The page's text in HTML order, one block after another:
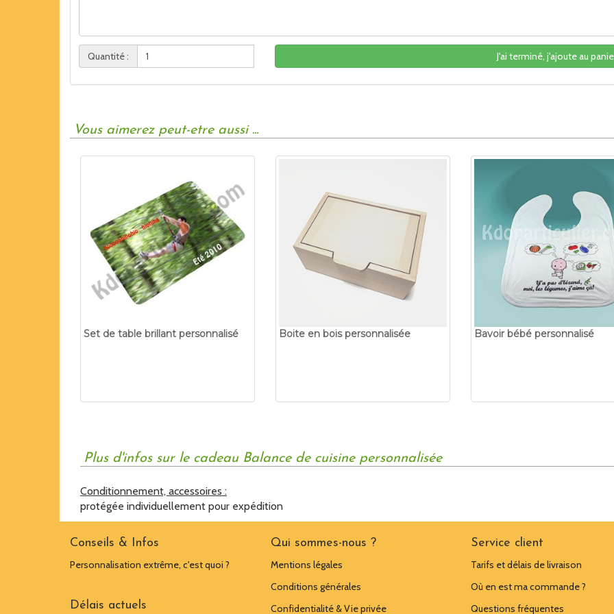
Quantité : J'ai terminé, j'ajoute au
Vous aimerez peut-etre aussi ...
Set de table brillant personnalisé Boite en bois personnalisée Bavoir bébé personnalisé
Plus d'infos sur le cadeau Balance de cuisine personnalisée
Conditionnement, accessoires :
protégée individuellement pour expédition
Conseils & Infos
Personnalisation extrême, c'est quoi ?
Délais actuels
Qui sommes-nous ?
Mentions légales
Conditions générales
Confidentialité & Vie privée
Service client
Tarifs et délais de livraison
Où en est ma commande ?
Questions fréquentes